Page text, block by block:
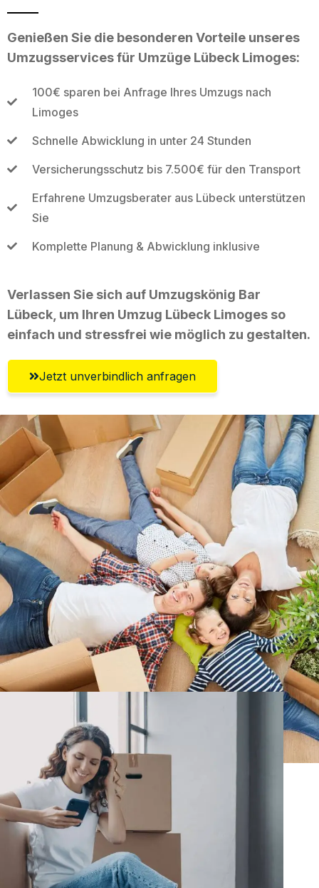
Genießen Sie die besonderen Vorteile unseres
Umzugsservices für Umzüge Lübeck Limoges:
100€ sparen bei Anfrage Ihres Umzugs nach
Limoges
Schnelle Abwicklung in unter 24 Stunden
Versicherungsschutz bis 7.500€ für den Transport
Erfahrene Umzugsberater aus Lübeck unterstützen
Sie
Komplette Planung & Abwicklung inklusive
Verlassen Sie sich auf Umzugskönig Bar
Lübeck, um Ihren Umzug Lübeck Limoges so
einfach und stressfrei wie möglich zu gestalten.
Jetzt unverbindlich anfragen